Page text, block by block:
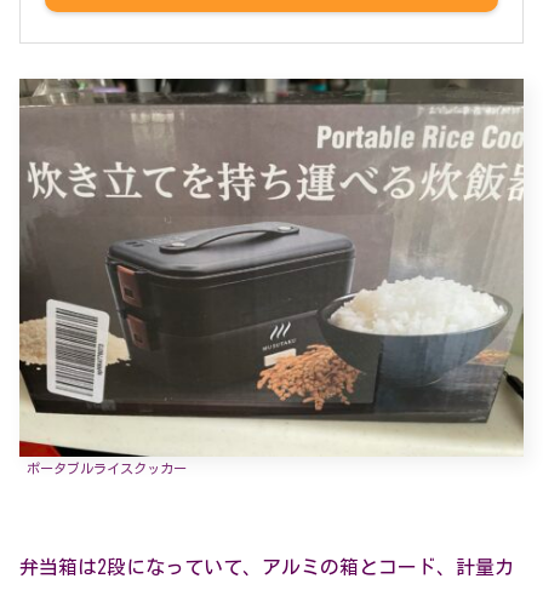
ポータブルライスクッカー
弁当箱は2段になっていて、アルミの箱とコード、計量カ